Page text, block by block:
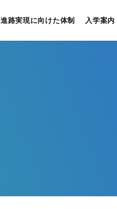
進路実現に向けた体制 入学案内